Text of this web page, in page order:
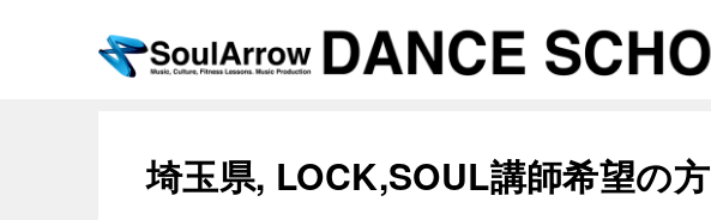
埼玉県, LOCK,SOUL講師希望の方